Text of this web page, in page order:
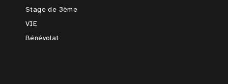
Stage de 3ème
VIE
Bénévolat